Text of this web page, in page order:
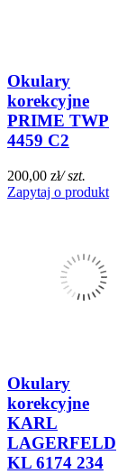
Okulary
korekcyjne
PRIME TWP
4459 C2
200,00 zł/ szt.
Zapytaj o produkt
Okulary
korekcyjne
KARL
LAGERFELD
KL 6174 234